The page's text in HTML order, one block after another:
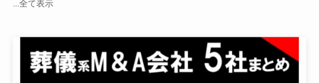
...全て表示